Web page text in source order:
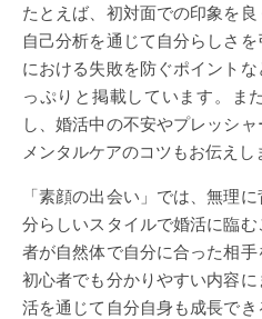
たとえば、初対面での印象を良
自己分析を通じて自分らしさ
における失敗を防ぐポイント
っぷりと掲載しています。ま
し、婚活中の不安やプレッシ
メンタルケアのコツもお伝えし
「素顔の出会い」では、無理
分らしいスタイルで婚活に臨
者が自然体で自分に合った相
初心者でも分かりやすい内容
活を通じて自分自身も成長で